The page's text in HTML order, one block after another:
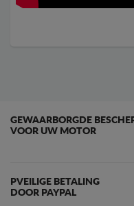
GEWAARBORGDE
VOOR UW MOTOR
PVEILIGE BETALING
DOOR PAYPAL